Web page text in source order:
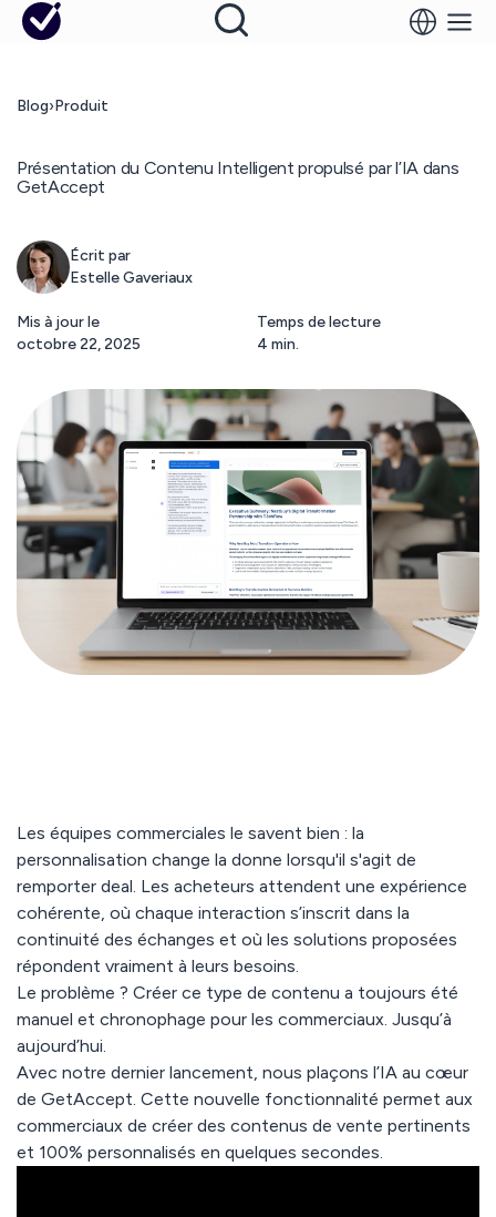
Blog›Produit
Présentation du Contenu Intelligent propulsé par l’IA dans
GetAccept
Écrit par
Estelle Gaveriaux
Mis à jour le
octobre 22, 2025
Temps de lecture
4 min.
Les équipes commerciales le savent bien : la
personnalisation change la donne lorsqu'il s'agit de
remporter deal. Les acheteurs attendent une expérience
cohérente, où chaque interaction s’inscrit dans la
continuité des échanges et où les solutions proposées
répondent vraiment à leurs besoins.
Le problème ? Créer ce type de contenu a toujours été
manuel et chronophage pour les commerciaux. Jusqu’à
aujourd’hui.
Avec notre dernier lancement, nous plaçons l’IA au cœur
de GetAccept. Cette nouvelle fonctionnalité permet aux
commerciaux de créer des contenus de vente pertinents
et 100% personnalisés en quelques secondes.